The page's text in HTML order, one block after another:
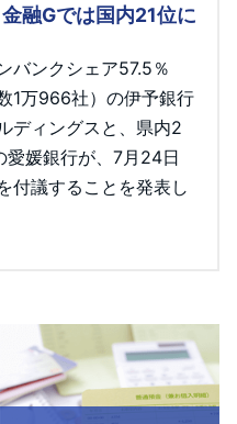
融Gでは国内21位に
バンクシェア57.5％
1万966社）の伊予銀行
ディングスと、県内2
媛銀行が、7月24日
付議することを発表し